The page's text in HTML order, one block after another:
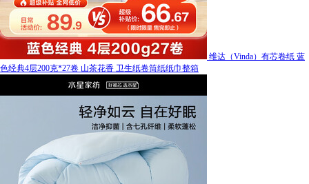
维达（Vinda）有芯卷纸 蓝
色经典4层200克*27卷 山茶花香 卫生纸卷筒纸纸巾整箱